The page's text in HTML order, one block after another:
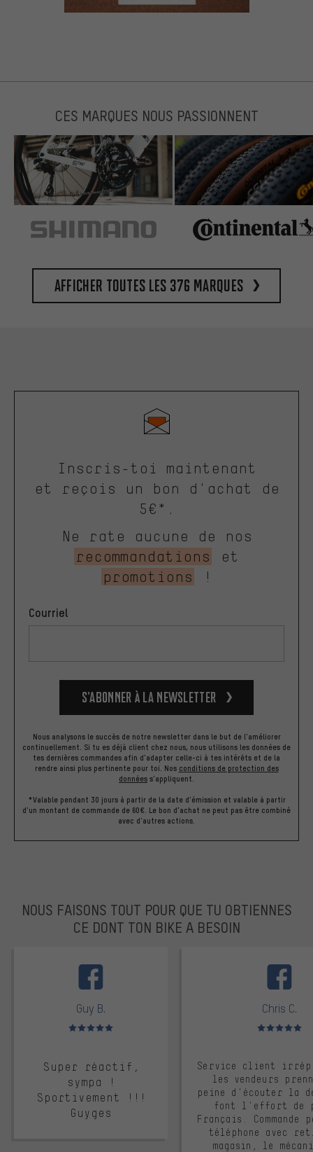
CES MARQUES NOUS PASSIONNENT
Afficher toutes les 376 marques
Inscris-toi maintenant
et reçois un bon d'achat de
5€*.
Ne rate aucune de nos
recommandations
et
promotions
!
Courriel
S’abonner à la newsletter
Nous analysons le succès de notre newsletter dans le but de l'améliorer
continuellement. Si tu es déjà client chez nous, nous utilisons les données de
tes dernières commandes afin d'adapter celle-ci à tes intérêts et de la
rendre ainsi plus pertinente pour toi. Nos conditions de protection des
données s'appliquent.
*Valable pendant 30 jours à partir de la date d'émission et valable à partir
d'un montant de commande de 60€. Le bon d'achat ne peut pas être combiné
avec d'autres actions.
NOUS FAISONS TOUT POUR QUE TU OBTIENNES
CE DONT TON BIKE A BESOIN
Guy B.
Note moyenne : 5 sur 5
Super réactif,
sympa !
Sportivement !!!
Guyges
Chris C.
Note moyenne :
Service client
les vendeurs
peine d'écouter la
font l'effort de
Français. Commande
téléphone avec
magasin, le